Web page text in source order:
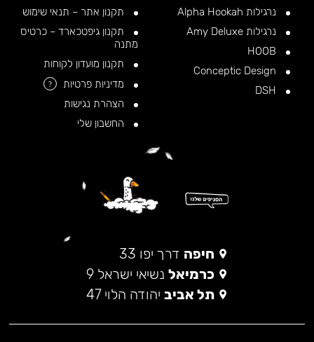
נרגילות Alpha Hookah
נרגילות Amy Deluxe
תקנון אתר – תנאי שימוש
תקנון גיפטכארד – כרטיס
מתנה
תקנון מועדון לקוחות
מדיניות פרטיות
?
הצהרת נגישות
החשבון שלי
חיפה דרך יפו 33
כרמיאל נשיאי ישראל 9
תל אביב יהודה הלוי 47